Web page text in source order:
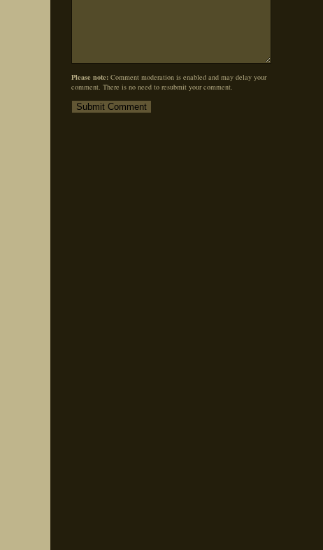
Please note: Comment moderation is enabled and may delay your
comment. There is no need to resubmit your comment.